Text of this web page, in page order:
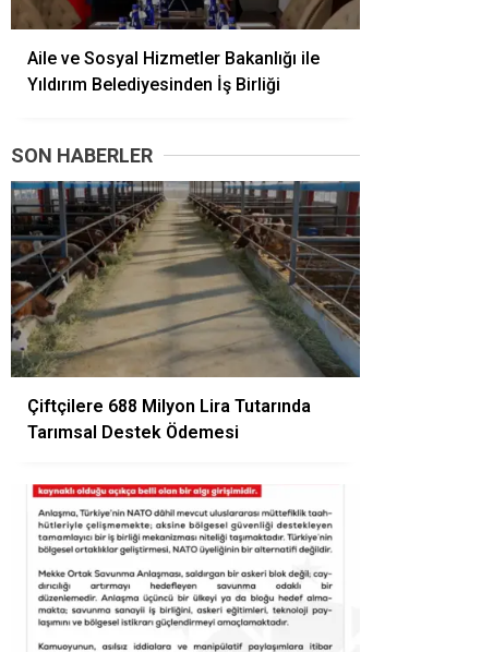
Aile ve Sosyal Hizmetler Bakanlığı ile
Yıldırım Belediyesinden İş Birliği
SON HABERLER
Çiftçilere 688 Milyon Lira Tutarında
Tarımsal Destek Ödemesi